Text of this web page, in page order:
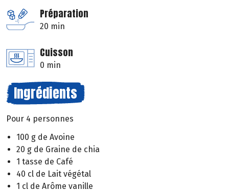
Préparation
20 min
Cuisson
0 min
Ingrédients
Pour 4 personnes
100 g de Avoine
20 g de Graine de chia
1 tasse de Café
40 cl de Lait végétal
1 cl de Arôme vanille